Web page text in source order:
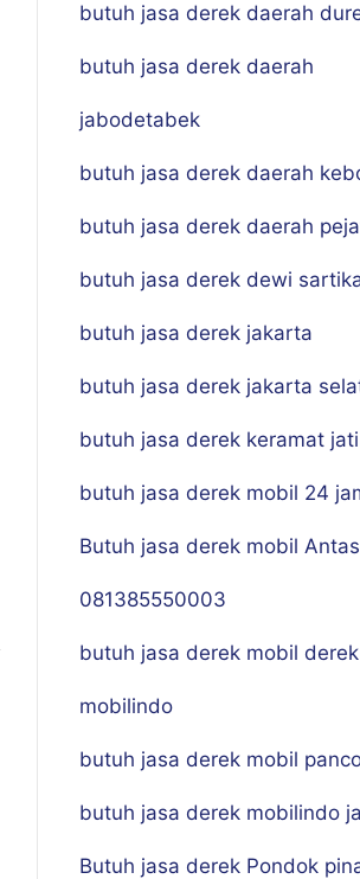
butuh jasa derek daerah
butuh jasa derek daerah
jabodetabek
butuh jasa derek daerah
butuh jasa derek daerah
butuh jasa derek dewi
butuh jasa derek jakarta
butuh jasa derek jakarta
butuh jasa derek keramat jati
butuh jasa derek mobil 24
Butuh jasa derek mobil
081385550003
butuh jasa derek mobil derek
mobilindo
butuh jasa derek mobil
butuh jasa derek mobilindo
Butuh jasa derek Pondok